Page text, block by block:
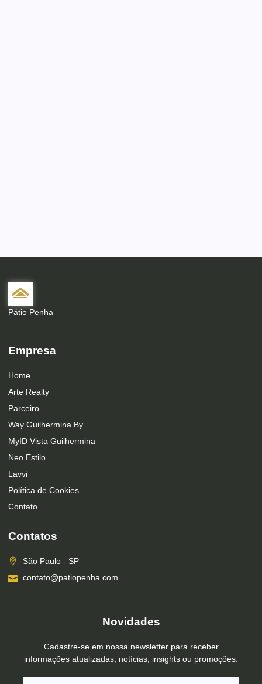
Pátio Penha
Empresa
Home
Arte Realty
Parceiro
Way Guilhermina By
MyID Vista Guilhermina
Neo Estilo
Lavvi
Política de Cookies
Contato
Contatos
São Paulo - SP
contato@patiopenha.com
Novidades
Cadastre-se em nossa newsletter para receber
informações atualizadas, notícias, insights ou promoções.